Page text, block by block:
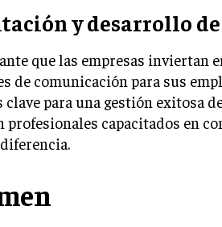
y desarrollo
que las empresas inviertan
de comunicación para sus
clave para una gestión exitosa
profesionales capacitados en